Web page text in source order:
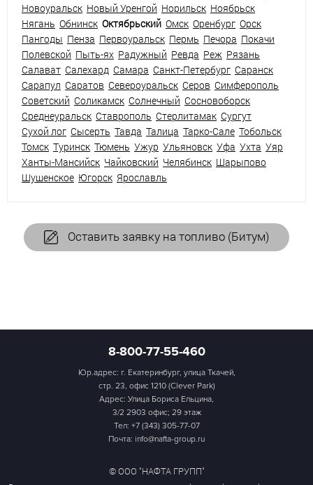
Новоуральск Новый Уренгой Норильск Ноябрьск
Нягань Обнинск Октябрьский Омск Оренбург Орск
Пангоды Пенза Первоуральск Пермь Печора Покачи
Полевской Пыть-ях Радужный Ревда Реж Рязань
Салават Салехард Самара Санкт-Петербург Саранск
Сарапул Саратов Североуральск Серов Симферополь
Советский Соликамск Солнечный Сосновоборск
Среднеуральск Ставрополь Стерлитамак Сургут
Сухой лог Сысерть Тавда Талица Тарко-Сале Тобольск
Томск Туринск Тюмень Ужур Ульяновск Уфа Ухта Уяр
Ханты-Мансийск Чайковский Челябинск Шарыпово
Шушенское Югорск Ярославль
Оставить заявку на топливо (Битум)
8-800-77-55-460
Юр.адрес: г. Екатеринбург, улица Ткачей,
стр. 23, офис 1210 (Clever Park)
Адрес: Улица Бориса Ельцина,
3/2 2903 офис; 29 этаж
Тел: +7 (343) 305-77-07
Почта: info@nafta-group.ru
© ООО "НАФТА ГРУПП"